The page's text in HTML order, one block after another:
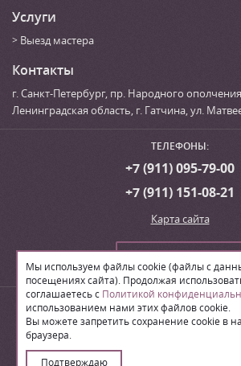
Мы используем файлы cookie (файлы с
посещениях сайта). Продолжая
соглашаетесь с Политикой
использованием нами этих файлов cookie.
Вы можете запретить сохранение cookie в
браузера.
Подтверждаю
Услуги
Выезд мастера
Контакты
г. Санкт-Петербург, пр. Народного
Ленинградская область, г. Гатчина,ул.
ТЕЛЕФОНЫ:
+7 (911) 095-79-00
+7 (911) 151-08-21
Карта сайта
Сделать заказ
© 2026 Производственная